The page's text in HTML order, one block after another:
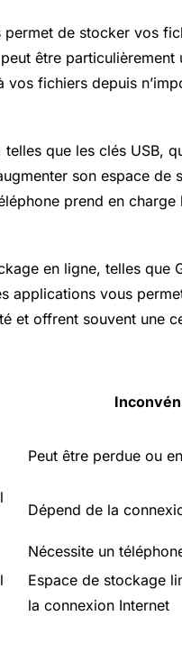
de stocker vos
être
fichiers depuis
que les clés USB,
son espace de
prend en
en ligne, telles que
vous
et offrent souvent une
Peut être perdue ou
Dépend de la
Nécessite un
Espace de stockage
la connexion Internet